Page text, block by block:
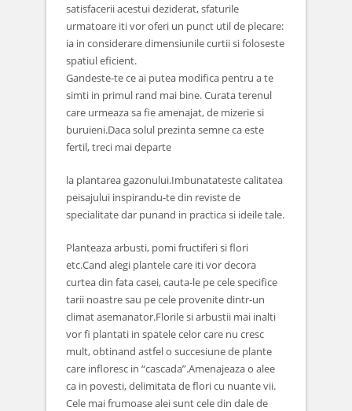
satisfacerii acestui deziderat, sfaturile
urmatoare iti vor oferi un punct util de plecare:
ia in considerare dimensiunile curtii si foloseste
spatiul eficient.
Gandeste-te ce ai putea modifica pentru a te
simti in primul rand mai bine. Curata terenul
care urmeaza sa fie amenajat, de mizerie si
buruieni.Daca solul prezinta semne ca este
fertil, treci mai departe
la plantarea gazonului.Imbunatateste calitatea
peisajului inspirandu-te din reviste de
specialitate dar punand in practica si ideile tale.
Planteaza arbusti, pomi fructiferi si flori
etc.Cand alegi plantele care iti vor decora
curtea din fata casei, cauta-le pe cele specifice
tarii noastre sau pe cele provenite dintr-un
climat asemanator.Florile si arbustii mai inalti
vor fi plantati in spatele celor care nu cresc
mult, obtinand astfel o succesiune de plante
care infloresc in “cascada”.Amenajeaza o alee
ca in povesti, delimitata de flori cu nuante vii.
Cele mai frumoase alei sunt cele din dale de